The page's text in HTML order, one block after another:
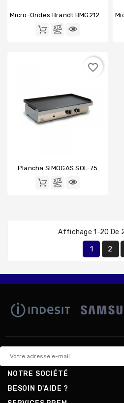
Plancha SIMOGAS SOL-75
favorite_border
Affichage 1-20 De
1 2
NOTRE SOCIÉTÉ
BESOIN D'AIDE ?